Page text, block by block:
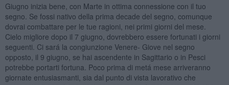
Giugno inizia bene, con Marte in ottima connessione con il tuo
segno. Se fossi nativo della prima decade del segno, comunque
dovrai combattare per le tue ragioni, nei primi giorni del mese.
Cielo migliore dopo il 7 giugno, dovrebbero essere fortunati i giorni
seguenti. Ci sará la congiunzione Venere- Giove nel segno
opposto, il 9 giugno, se hai ascendente in Sagittario o in Pesci
potrebbe portarti fortuna. Poco prima di metá mese arriveranno
giornate entusiasmanti, sia dal punto di vista lavorativo che